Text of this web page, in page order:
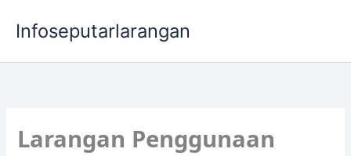
Infoseputarlarangan
Larangan Penggunaan